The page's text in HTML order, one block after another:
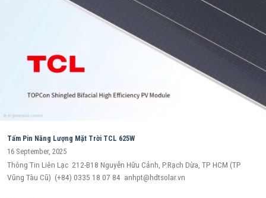
Tấm Pin Năng Lượng Mặt Trời TCL 625W
16 September, 2025
Thông Tin Liên Lạc 212-B18 Nguyễn Hữu Cảnh, P.Rạch Dừa, TP HCM (TP
Vũng Tàu Cũ) (+84) 0335 18 07 84 anhpt@hdtsolar.vn